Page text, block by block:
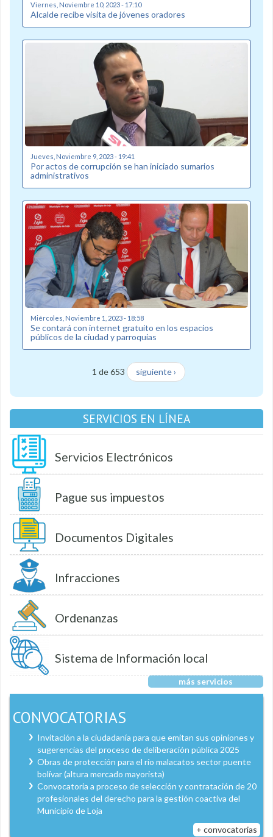
Viernes, Noviembre 10, 2023 - 17:10
Alcalde recibe visita de jóvenes oradores
Jueves, Noviembre 9, 2023 - 19:41
Por actos de corrupción se han iniciado sumarios
administrativos
Miércoles, Noviembre 1, 2023 - 18:58
Se contará con internet gratuito en los espacios
públicos de la ciudad y parroquias
1 de 653 siguiente ›
SERVICIOS EN LÍNEA
Servicios Electrónicos
Pague sus impuestos
Documentos Digitales
Infracciones
Ordenanzas
Sistema de Información local
más servicios
CONVOCATORIAS
Invitación a la ciudadanía para que emitan sus opiniones y
sugerencias del proceso de deliberación pública 2025
Obras de protección para el río malacatos sector puente
bolívar (altura mercado mayorista)
Convocatoria a proceso de selección y contratación de 20
profesionales del derecho para la gestión coactiva del
Municipio de Loja
+ convocatorias